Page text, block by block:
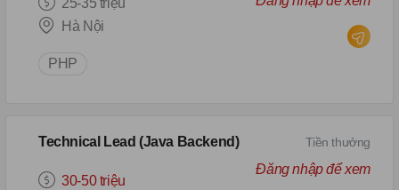
25-35 triệu
Hà Nội
PHP
Technical Lead (Java Backend)
30-50 triệu
Tiền thưởng
Đăng nhập để xem